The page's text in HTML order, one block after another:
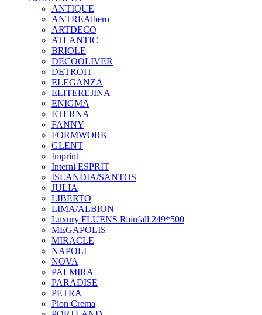
ANTIQUE
ANTREAlbero
ARTDECO
ATLANTIC
BRIOLE
DECOOLIVER
DETROIT
ELEGANZA
ELITEREJINA
ENIGMA
ETERNA
FANNY
FORMWORK
GLENT
Imprint
Interni ESPRIT
ISLANDIA/SANTOS
JULIA
LIBERTO
LIMA/ALBION
Luxury FLUENS Rainfall 249*500
MEGAPOLIS
MIRACLE
NAPOLI
NOVA
PALMIRA
PARADISE
PETRA
Pion Crema